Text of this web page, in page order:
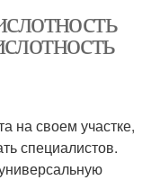
на своем участке,
специалистов.